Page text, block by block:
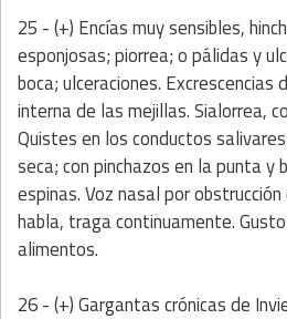
25 - (+) Encías muy sensibles,
esponjosas; piorrea; o pálidas y
boca; ulceraciones. Excrescencias
interna de las mejillas. Sialorrea,
Quistes en los conductos
seca; con pinchazos en la punta y
espinas. Voz nasal por
habla, traga continuamente.
alimentos.
26 - (+) Gargantas crónicas de